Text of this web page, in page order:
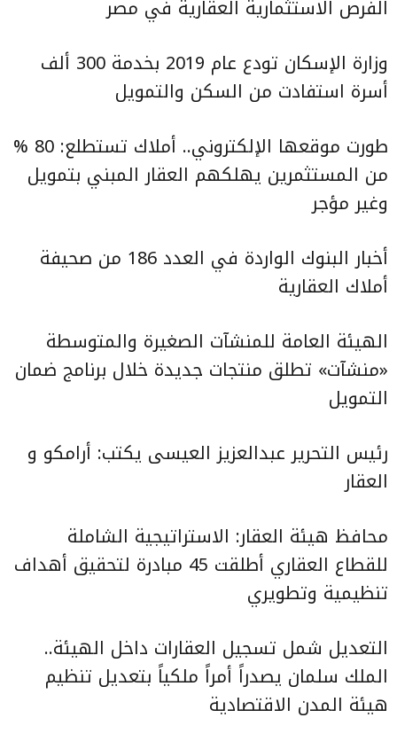
الفرص الاستثمارية العقارية في مصر
وزارة الإسكان تودع عام 2019 بخدمة 300 ألف
أسرة استفادت من السكن والتمويل
طورت موقعها الإلكتروني.. أملاك تستطلع: 80 %
من المستثمرين يهلكهم العقار المبني بتمويل
وغير مؤجر
أخبار البنوك الواردة في العدد 186 من صحيفة
أملاك العقارية
الهيئة العامة للمنشآت الصغيرة والمتوسطة
«منشآت» تطلق منتجات جديدة خلال برنامج ضمان
التمويل
رئيس التحرير عبدالعزيز العيسى يكتب: أرامكو و
العقار
محافظ هيئة العقار: الاستراتيجية الشاملة
للقطاع العقاري أطلقت 45 مبادرة لتحقيق أهداف
تنظيمية وتطويري
التعديل شمل تسجيل العقارات داخل الهيئة..
الملك سلمان يصدراً أمراً ملكياً بتعديل تنظيم
هيئة المدن الاقتصادية